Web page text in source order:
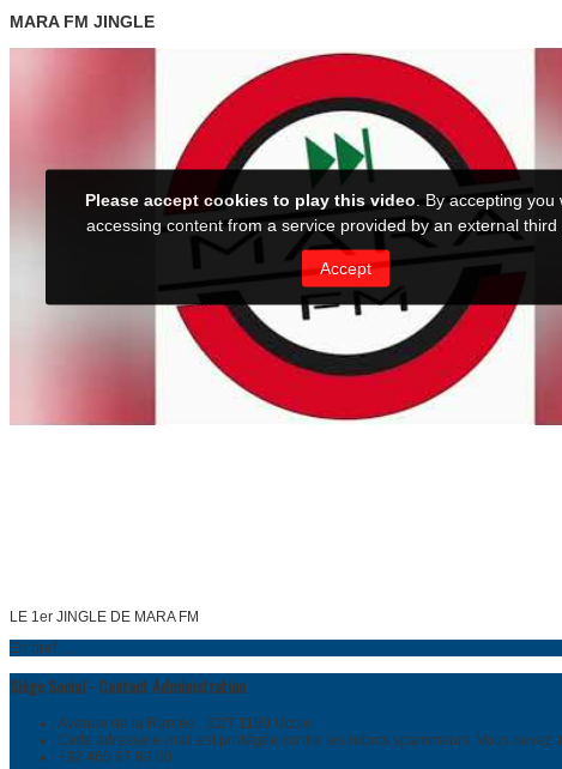
MARA FM JINGLE
LE 1er JINGLE DE MARA FM
En bref ....
Siège Social - Contact Administration
Avenue de la Ramée , 32/7 1180 Uccle
Cette adresse e-mail est protégée contre les robots spammeurs. Vous devez
+32 465 87 89 80